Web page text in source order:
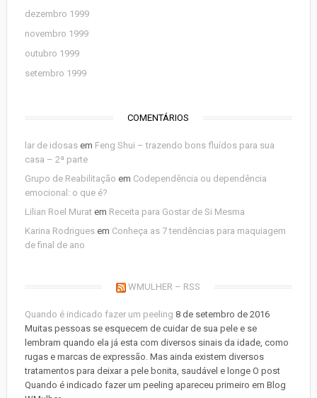
dezembro 1999
novembro 1999
outubro 1999
setembro 1999
COMENTÁRIOS
lar de idosasem Feng Shui – trazendo bons fluídos para sua
casa – 2ª parte
Grupo de Reabilitação em Codependência ou dependência
emocional: o que é?
Lilian Roel Muratem Receita para Gostar de Si Mesma
Karina Rodriguesem Conheça as 7 tendências para maquiagem
de final de ano
WMULHER – RSS
Quando é indicado fazer um peeling 8 de setembro de 2016
Muitas pessoas se esquecem de cuidar de sua pele e se
lembram quando ela já esta com diversos sinais da idade, como
rugas e marcas de expressão. Mas ainda existem diversos
tratamentos para deixar a pele bonita, saudável e longe O post
Quando é indicado fazer um peeling apareceu primeiro em Blog